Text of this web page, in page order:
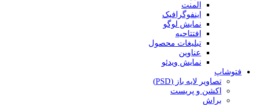
المنت
اینفوگرافیک
نمایش لوگو
افتتاحیه
تبلیغات محصول
عناوین
نمایش ویدئو
فتوشاپ
تصاویر لایه باز (PSD)
اکشن و پریست
براش